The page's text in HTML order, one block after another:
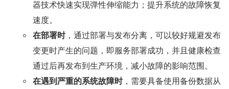
器技术快速实现弹性伸缩能力；提升系统的故障恢复
速度。
在部署时，通过部署与发布分离，可以较好规避发布
变更时产生的问题，即服务部署成功，并且健康检查
通过后再发布到生产环境，减小故障的影响范围。
在遇到严重的系统故障时，需要具备使用备份数据从